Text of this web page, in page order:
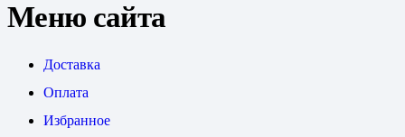
Меню сайта
Доставка
Оплата
Избранное